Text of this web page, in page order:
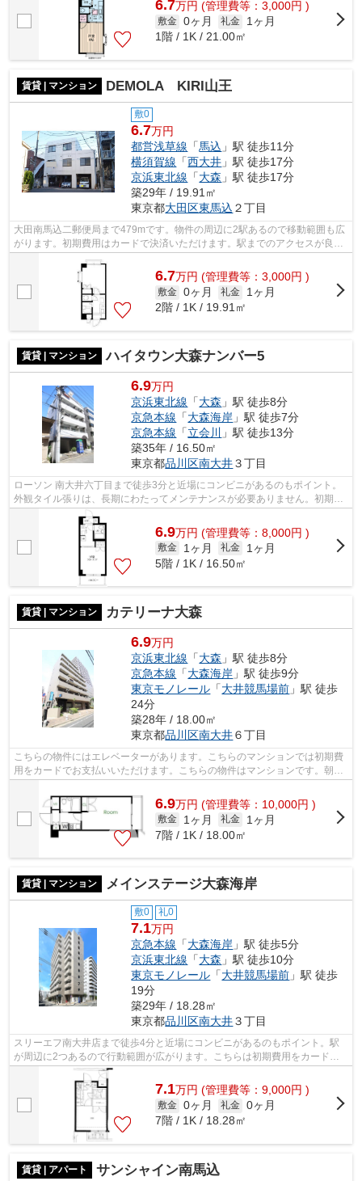
6.7万円 (管理費等：3,000円 )
敷金 0ヶ月 礼金
1ヶ月
1階 / 1K / 21.00㎡
賃貸 | マンション DEMOLA KIRI山王
敷0
6.7万円
都営浅草線 「馬込 」駅 徒歩11分
横須賀線 「西大井 」駅 徒歩17分
京浜東北線 「大森 」駅 徒歩17分
築29年 / 19.91㎡
東京都大田区東馬込 ２丁目
大田南馬込二郵便局まで479mです。物件の周辺に2駅あるので移動範囲も広
がります。初期費用はカードで決済いただけます。駅までのアクセスが良
い、徒歩11分のところに位置する物件です...
6.7万円 (管理費等：3,000円 )
敷金 0ヶ月 礼金
1ヶ月
2階 / 1K / 19.91㎡
賃貸 | マンション ハイタウン大森ナンバー5
6.9万円
京浜東北線 「大森 」駅 徒歩8分
京急本線 「大森海岸 」駅 徒歩7分
京急本線 「立会川
」駅 徒歩13分
築35年 / 16.50㎡
東京都品川区南大井３丁目
ローソン 南大井六丁目まで徒歩3分と近場にコンビニがあるのもポイント。
外観タイル張りは、長期にわたってメンテナンスが必要ありません。初期費
用はカードで決済いただけます。駅ま...
6.9万円 (管理費等：8,000円 )
敷金 1ヶ月 礼金
1ヶ月
5階 / 1K / 16.50㎡
賃貸 | マンション カテリーナ大森
6.9万円
京浜東北線 「大森 」駅 徒歩8分
京急本線 「大森海岸 」駅 徒歩9分
東京モノレール 「大井競馬場前 」駅 徒歩
24分
築28年 / 18.00㎡
東京都品川区南大井６丁目
こちらの物件にはエレベーターがあります。こちらのマンションでは初期費
用をカードでお支払いいただけます。こちらの物件はマンションです。朝に
6.9万円 (管理費等：10,000円 )
敷金 1ヶ月 礼金
1ヶ月
7階 / 1K / 18.00㎡
賃貸 | マンション メインステージ大森海岸
敷0 礼0
7.1万円
京急本線 「大森海岸 」駅 徒歩5分
京浜東北線 「大森 」駅 徒歩10分
東京モノレール 「大井競馬場前 」駅 徒歩
19分
築29年 / 18.28㎡
東京都品川区南大井３丁目
スリーエフ南大井店まで徒歩4分と近場にコンビニがあるのもポイント。駅
が周辺に2つあるので行動範囲が広がります。こちらは初期費用をカードで
お支払いいただける物件です。共用部に...
7.1万円 (管理費等：9,000円 )
敷金 0ヶ月 礼金 0ヶ月
7階 / 1K / 18.28㎡
賃貸 | アパート サンシャイン南馬込